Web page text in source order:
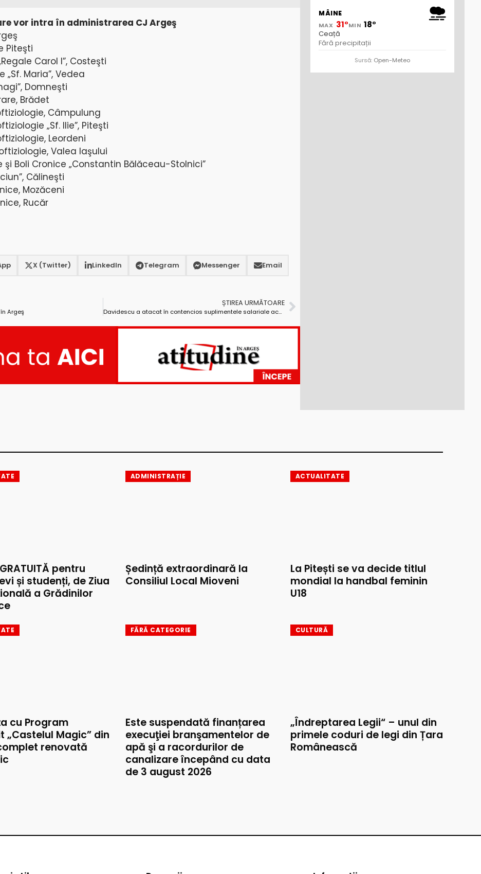
vor intra în administrarea CJ Argeş
Piteşti
Carol I”, Costeşti
„Sf. Maria”, Vedea
Domneşti
Brădet
Câmpulung
„Sf. Ilie”, Piteşti
Leordeni
Valea Iaşului
şi Boli Cronice „Constantin Bălăceau-Stolnici”
Călineşti
Mozăceni
Rucăr
X (Twitter) LinkedIn Telegram Messenger Email
Argeş
ȘTIREA URMĂTOARE
Davidescu a atacat în contencios suplimentele salariale acordate de Primăriile Curtea de Argeş şi Corbeni
MÂINE
MAX 31°MIN 18°
Ceață
Fără precipitații
Sursă: Open-Meteo
pentru
și studenți, de Ziua
a Grădinilor
ADMINISTRAȚIE
Ședință extraordinară la
Consiliul Local Mioveni
ACTUALITATE
La Pitești se va decide titlul
mondial la handbal feminin
U18
cu Program
„Castelul Magic” din
renovată
FĂRĂ CATEGORIE
Este suspendată finanțarea
execuţiei branşamentelor de
apă şi a racordurilor de
canalizare începând cu data
de 3 august 2026
CULTURĂ
„Îndreptarea Legii“ – unul din
primele coduri de legi din Țara
Românească